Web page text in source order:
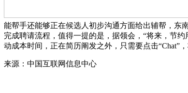
能帮手还能够正在候选人初步沟通方面给出辅帮，东
完成聘请流程，值得一提的是，据领会，“将来，节
动成本时间，正在简历阐发之外，只需要点击“Chat”
来源：中国互联网信息中心